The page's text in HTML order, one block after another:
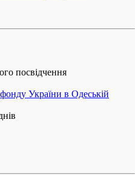
посвідчення
України в Одеській